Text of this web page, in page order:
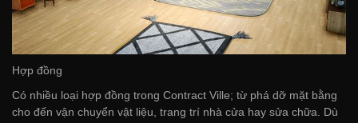
Hợp đồng
Có nhiều loại hợp đồng trong Contract Ville; từ phá dỡ mặt bằng
cho đến vận chuyển vật liệu, trang trí nhà cửa hay sửa chữa. Dù